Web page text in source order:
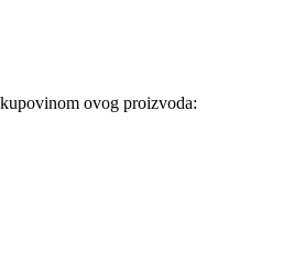
ovog proizvoda: